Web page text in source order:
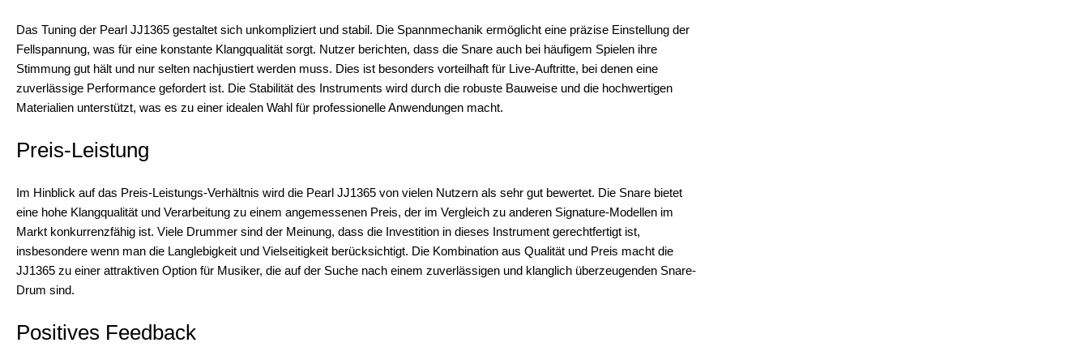
Das Tuning der Pearl JJ1365 gestaltet sich unkompliziert und stabil. Die Spannmechanik ermöglicht eine präzise Einstellung der
Fellspannung, was für eine konstante Klangqualität sorgt. Nutzer berichten, dass die Snare auch bei häufigem Spielen ihre
Stimmung gut hält und nur selten nachjustiert werden muss. Dies ist besonders vorteilhaft für Live-Auftritte, bei denen eine
zuverlässige Performance gefordert ist. Die Stabilität des Instruments wird durch die robuste Bauweise und die hochwertigen
Materialien unterstützt, was es zu einer idealen Wahl für professionelle Anwendungen macht.
Preis-Leistung
Im Hinblick auf das Preis-Leistungs-Verhältnis wird die Pearl JJ1365 von vielen Nutzern als sehr gut bewertet. Die Snare bietet
eine hohe Klangqualität und Verarbeitung zu einem angemessenen Preis, der im Vergleich zu anderen Signature-Modellen im
Markt konkurrenzfähig ist. Viele Drummer sind der Meinung, dass die Investition in dieses Instrument gerechtfertigt ist,
insbesondere wenn man die Langlebigkeit und Vielseitigkeit berücksichtigt. Die Kombination aus Qualität und Preis macht die
JJ1365 zu einer attraktiven Option für Musiker, die auf der Suche nach einem zuverlässigen und klanglich überzeugenden Snare-
Drum sind.
Positives Feedback